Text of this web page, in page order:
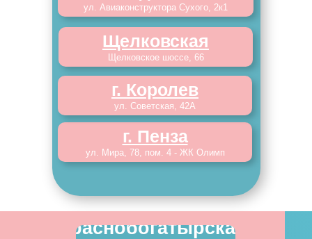
ул. Авиаконструктора Сухого, 2к1
Щелковская
Щелковское шоссе, 66
г. Пенза
ул. Мира, 78, пом. 4 - ЖК Олимп
г. Королев
ул. Советская, 42А
Краснобогатырская,